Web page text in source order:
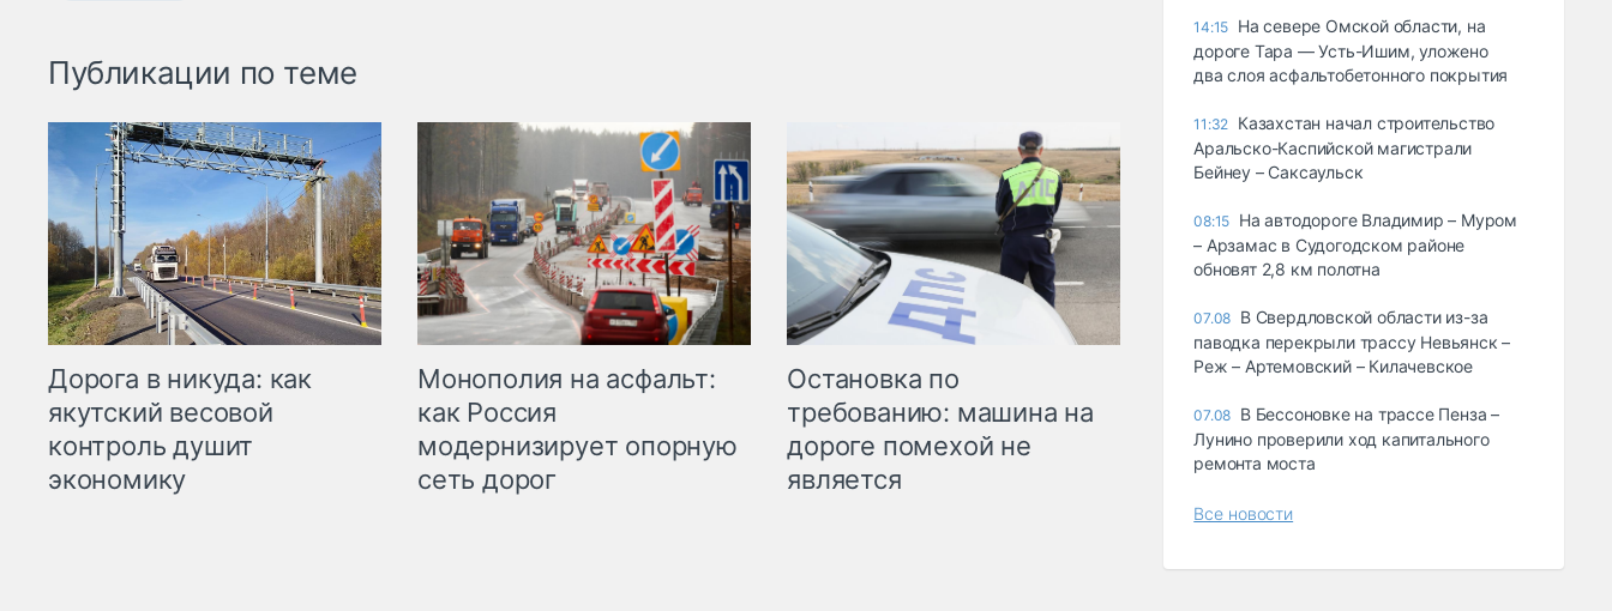
Публикации по теме
Дорога в никуда: как
якутский весовой
контроль душит
экономику
Монополия на асфальт:
как Россия
модернизирует опорную
сеть дорог
Остановка по
требованию: машина на
дороге помехой не
является
14:15 На севере Омской области, на
дороге Тара — Усть-Ишим, уложено
два слоя асфальтобетонного покрытия
11:32 Казахстан начал строительство
Аральско-Каспийской магистрали
Бейнеу – Саксаульск
08:15 На автодороге Владимир – Муром
– Арзамас в Судогодском районе
обновят 2,8 км полотна
07.08 В Свердловской области из-за
паводка перекрыли трассу Невьянск –
Реж – Артемовский – Килачевское
07.08 В Бессоновке на трассе Пенза –
Лунино проверили ход капитального
ремонта моста
Все новости